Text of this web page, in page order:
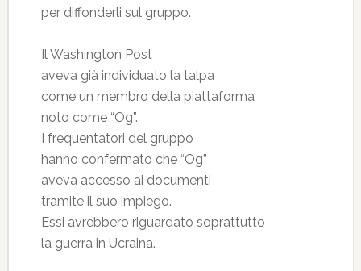
per diffonderli sul gruppo.
Il Washington Post
aveva già individuato la talpa
come un membro della piattaforma
noto come “Og”.
I frequentatori del gruppo
hanno confermato che “Og”
aveva accesso ai documenti
tramite il suo impiego.
Essi avrebbero riguardato soprattutto
la guerra in Ucraina.